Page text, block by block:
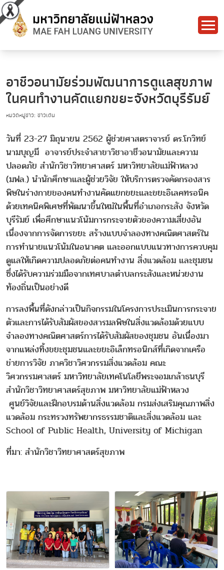
อาชีวอนามัยร่วมพัฒนาการดูแลสุขภาพ
ในคนทำงานคัดแยกขยะจังหวัดบุรีรัมย์
หมวดหมู่ข่าว: ข่าวเด่น
วันที่ 23-27 มิถุนายน 2562 ผู้ช่วยศาสตราจารย์ ดร.โกวิทย์
นามบุญมี อาจารย์ประจำสาขาวิชาอาชีวอนามัยและความ
ปลอดภัย สำนักวิชาวิทยาศาสตร์ มหาวิทยาลัยแม่ฟ้าหลวง
(มฟล.) นำนักศึกษาและผู้ช่วยวิจัย ให้บริการตรวจคัดกรองสาร
พิษในร่างกายของคนทำงานคัดแยกขยะและขยะอิเลคทรอนิค
ด้วยเทคนิคพิเศษที่พัฒนาขึ้นใหม่ในพื้นที่อำเภอกระสัง จังหวัด
บุรีรัมย์ เพื่อศึกษาแนวโน้มการกระจายตัวของความเสี่ยงอัน
เนื่องจากการจัดการขยะ สร้างแบบจำลองทางคณิตศาสตร์ใน
การทำนายแนวโน้มในอนาคต และออกแบบแนวทางการควบคุม
ดูแลให้เกิดความปลอดภัยต่อคนทำงาน สิ่งแวดล้อม และชุมชน
ซึ่งได้รับความร่วมมือจากเทศบาลตำบลกระสังและหน่วยงาน
ท้องถิ่นเป็นอย่างดี
การลงพื้นที่ดังกล่าวเป็นกิจกรรมในโครงการประเมินการกระจาย
ตัวและการได้รับสัมผัสของสารมลพิษในสิ่งแวดล้อมด้วยแบบ
จำลองทางคณิตศาสตร์การได้รับสัมผัสของชุมชน อันเนื่องมา
จากแหล่งทิ้งขยะชุมชนและขยะอิเล็กทรอนิกส์ที่เกิดจากเครือ
ข่ายการวิจัย ภาควิชาวิศวกรรมสิ่งแวดล้อม คณะ
วิศวกรรมศาสตร์ มหาวิทยาลัยเทคโนโลยีพระจอมเกล้าธนบุรี
สำนักวิชาวิทยาศาสตร์สุขภาพ มหาวิทยาลัยแม่ฟ้าหลวง
ศูนย์วิจัยและฝึกอบรมด้านสิ่งแวดล้อม กรมส่งเสริมคุณภาพสิ่ง
แวดล้อม กระทรวงทรัพยากรธรรมชาติและสิ่งแวดล้อม และ
School of Public Health, University of Michigan
ที่มา: สำนักวิชาวิทยาศาสตร์สุขภาพ